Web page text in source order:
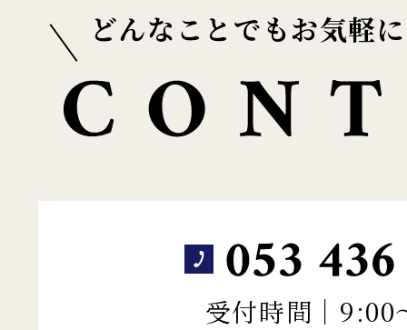
どんなことでもお気軽
受付時間｜9:00